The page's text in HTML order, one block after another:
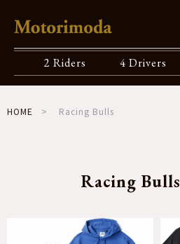
2 Riders 4 Drivers
HOME Racing Bulls
Racing Bulls